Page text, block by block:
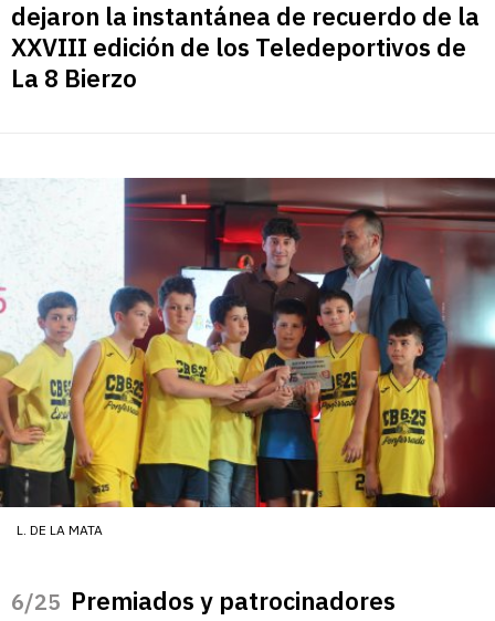
dejaron la instantánea de recuerdo de la
XXVIII edición de los Teledeportivos de
La 8 Bierzo
L. DE LA MATA
/25 Premiados y patrocinadores